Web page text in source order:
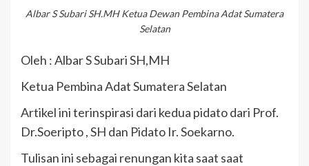
Albar S Subari SH.MH Ketua Dewan Pembina Adat Sumatera
Selatan
Oleh : Albar S Subari SH,MH
Ketua Pembina Adat Sumatera Selatan
Artikel ini terinspirasi dari kedua pidato dari Prof.
Dr.Soeripto , SH dan Pidato Ir. Soekarno.
Tulisan ini sebagai renungan kita saat saat